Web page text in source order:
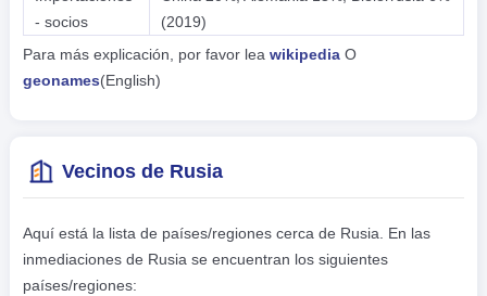
- socios
(2019)
Para más explicación, por favor lea wikipediaO
geonames(English)
Vecinos de Rusia
Aquí está la lista de países/regiones cerca de Rusia. En las
inmediaciones de Rusia se encuentran los siguientes
países/regiones: